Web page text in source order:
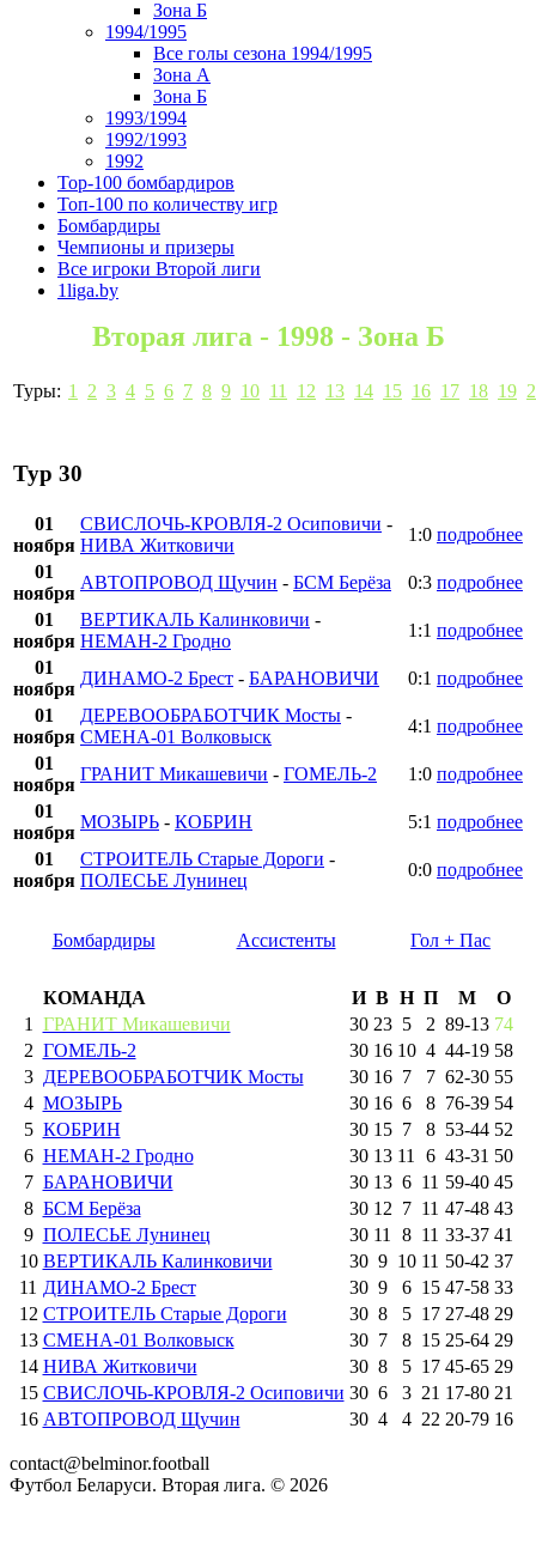
Зона Б
1994/1995
Все голы сезона 1994/1995
Зона А
Зона Б
1993/1994
1992/1993
1992
Top-100 бомбардиров
Топ-100 по количеству игр
Бомбардиры
Чемпионы и призеры
Все игроки Второй лиги
1liga.by
Вторая лига - 1998 - Зона Б
Туры: 1 2 3 4 5 6 7 8 9 10 11 12 13 14 15 16 17 18 19
Тур 30
01
ноября
СВИСЛОЧЬ-КРОВЛЯ-2 Осиповичи -
НИВА Житковичи
1:0 подробнее
01
ноября
АВТОПРОВОД Щучин - БСМ Берёза 0:3 подробнее
01
ноября
ВЕРТИКАЛЬ Калинковичи -
НЕМАН-2 Гродно
1:1 подробнее
01
ноября
ДИНАМО-2 Брест - БАРАНОВИЧИ 0:1 подробнее
01
ноября
ДЕРЕВООБРАБОТЧИК Мосты -
СМЕНА-01 Волковыск
4:1 подробнее
01
ноября
ГРАНИТ Микашевичи - ГОМЕЛЬ-2 1:0 подробнее
01
ноября
МОЗЫРЬ - КОБРИН 5:1 подробнее
01
ноября
СТРОИТЕЛЬ Старые Дороги -
ПОЛЕСЬЕ Лунинец
0:0 подробнее
Бомбардиры Ассистенты Гол + Пас
КОМАНДА И В Н П М
О
1
ГРАНИТ Микашевичи 30 23 5 2 89-13 74
2 ГОМЕЛЬ-2 30 16 10 4 44-19 58
3 ДЕРЕВООБРАБОТЧИК Мосты 30 16 7 7 62-30 55
4 МОЗЫРЬ 30 16 6 8 76-39 54
5 КОБРИН 30 15 7 8 53-44 52
6 НЕМАН-2 Гродно 30 13 11 6 43-31 50
7 БАРАНОВИЧИ 30 13 6 11 59-40 45
8 БСМ Берёза 30 12 7 11 47-48 43
9 ПОЛЕСЬЕ Лунинец 30 11 8 11 33-37 41
10 ВЕРТИКАЛЬ Калинковичи 30 9 10 11 50-42 37
11 ДИНАМО-2 Брест 30 9 6 15 47-58 33
12 СТРОИТЕЛЬ Старые Дороги 30 8 5 17 27-48 29
13 СМЕНА-01 Волковыск 30 7 8 15 25-64 29
14 НИВА Житковичи 30 8 5 17 45-65 29
15 СВИСЛОЧЬ-КРОВЛЯ-2 Осиповичи 30 6 3 21 17-80 21
16 АВТОПРОВОД Щучин 30 4 4 22 20-79 16
contact@belminor.football
Футбол Беларуси. Вторая лига. © 2026